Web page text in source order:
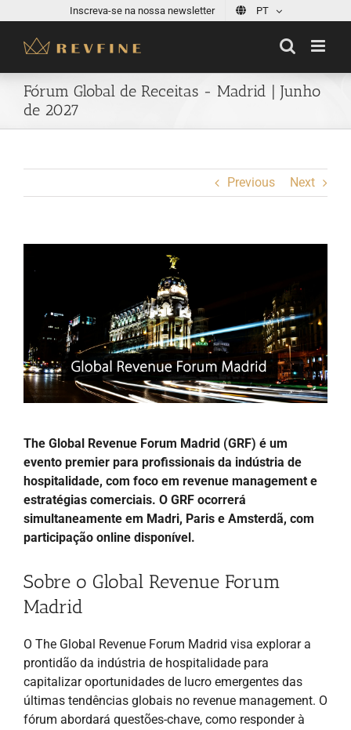
content
Inscreva-se na nossa newsletter PT
Fórum Global de Receitas - Madrid | Junho
de 2027
Previous Next
Larger
The Global Revenue Forum Madrid (GRF) é um
evento premier para profissionais da indústria de
hospitalidade, com foco em revenue management e
estratégias comerciais. O GRF ocorrerá
simultaneamente em Madri, Paris e Amsterdã, com
participação online disponível.
Sobre o Global Revenue Forum
Madrid
O The Global Revenue Forum Madrid visa explorar a
prontidão da indústria de hospitalidade para
capitalizar oportunidades de lucro emergentes das
últimas tendências globais no revenue management. O
fórum abordará questões-chave, como responder à